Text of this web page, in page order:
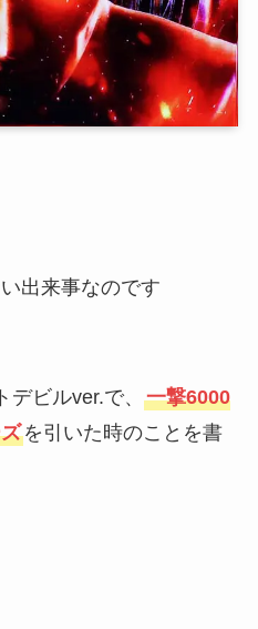
出来事なのです
ビルver.で、 一撃6000
を引いた時のことを書